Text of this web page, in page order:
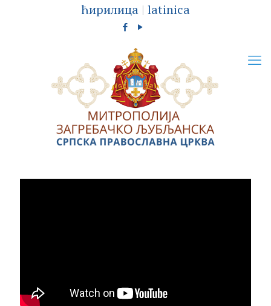
ћирилица | latinica